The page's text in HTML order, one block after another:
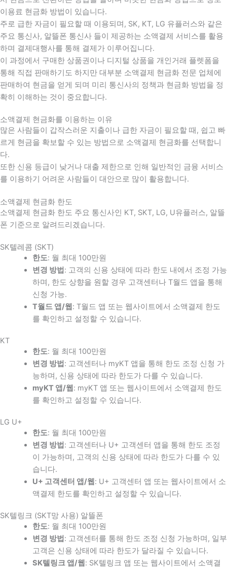
이용료 현금화 방법이 있습니다.
주로 급한 자금이 필요할 때 이용되며, SK, KT, LG 유플러스와 같은
주요 통신사, 알뜰폰 통신사 들이 제공하는 소액결제 서비스를 활용
하며 결제대행사를 통해 결제가 이루어집니다.
이 과정에서 구매한 상품권이나 디지털 상품을 개인거래 플렛폼을
통해 직접 판매하기도 하지만 대부분 소액결제 현금화 전문 업체에
판매하여 현금을 얻게 되며 미리 통신사의 정책과 현금화 방법을 정
확히 이해하는 것이 중요합니다.
소액결제 현금화를 이용하는 이유
많은 사람들이 갑작스러운 지출이나 급한 자금이 필요할 때 , 쉽고 빠
르게 현금을 확보할 수 있는 방법으로 소액결제 현금화를 선택합니
다.
또한 신용 등급이 낮거나 대출 제한으로 인해 일반적인 금융 서비스
를 이용하기 어려운 사람들이 대안으로 많이 활용합니다.
소액결제 현금화 한도
소액결제 현금화 한도 주요 통신사인 KT, SKT, LG, U유플러스, 알뜰
폰 기준으로 알려드리겠습니다.
SK텔레콤 (SKT)
한도: 월 최대 100만원
변경 방법 : 고객의 신용 상태에 따라 한도 내에서 조정 가능
하며, 한도 상향을 원할 경우 고객센터나 T월드 앱을 통해
신청 가능.
T월드 앱/웹 : T월드 앱 또는 웹사이트에서 소액결제 한도
를 확인하고 설정할 수 있습니다.
KT
한도: 월 최대 100만원
변경 방법 : 고객센터나 myKT 앱을 통해 한도 조정 신청 가
능하며, 신용 상태에 따라 한도가 다를 수 있습니다.
myKT 앱/웹 : myKT 앱 또는 웹사이트에서 소액결제 한도
를 확인하고 설정할 수 있습니다.
LG U+
한도: 월 최대 100만원
변경 방법 : 고객센터나 U+ 고객센터 앱을 통해 한도 조정
이 가능하며, 고객의 신용 상태에 따라 한도가 다를 수 있
습니다.
U+ 고객센터 앱/웹 : U+ 고객센터 앱 또는 웹사이트에서 소
액결제 한도를 확인하고 설정할 수 있습니다.
SK텔링크 (SKT망 사용) 알뜰폰
한도: 월 최대 100만원
변경 방법 : 고객센터를 통해 한도 조정 신청 가능하며, 일부
고객은 신용 상태에 따라 한도가 달라질 수 있습니다.
SK텔링크 앱/웹 : SK텔링크 앱 또는 웹사이트에서 소액결